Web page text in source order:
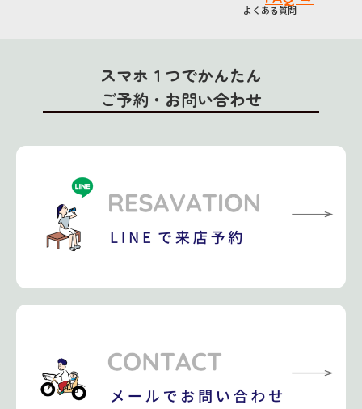
よくある質問
スマホ１つでかんたん
ご予約・お問い合わせ